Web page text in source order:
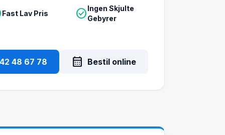
Fast Lav Pris check_circleIngen Skjulte
Gebyrer
48 67 78 calendar_month Bestil online